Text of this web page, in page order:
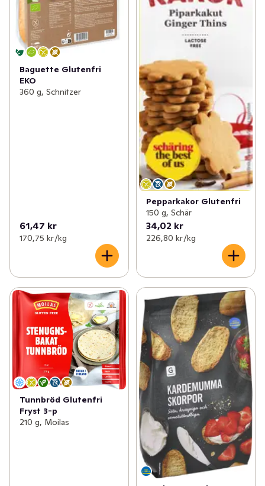
Baguette Glutenfri
EKO
360 g, Schnitzer
61,47 kr
170,75 kr /kg
Pepparkakor Glutenfri
150 g, Schär
34,02 kr
226,80 kr /kg
Tunnbröd Glutenfri
Fryst 3-p
210 g, Moilas